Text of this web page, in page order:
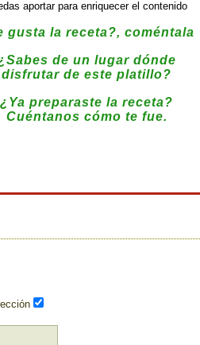
aportar para enriquecer el contenido
gusta la receta?, coméntala
de un lugar dónde
disfrutar de este platillo?
¿Ya preparaste la receta?
Cuéntanos cómo te fue.